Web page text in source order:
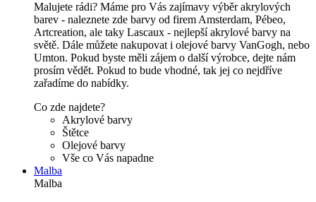
Malujete rádi? Máme pro Vás zajímavy výběr akrylových
barev - naleznete zde barvy od firem Amsterdam, Pébeo,
Artcreation, ale taky Lascaux - nejlepší akrylové barvy na
světě. Dále můžete nakupovat i olejové barvy VanGogh, nebo
Umton. Pokud byste měli zájem o další výrobce, dejte nám
prosím vědět. Pokud to bude vhodné, tak jej co nejdříve
zařadíme do nabídky.
Co zde najdete?
Akrylové barvy
Štětce
Olejové barvy
Vše co Vás napadne
Malba
Malba